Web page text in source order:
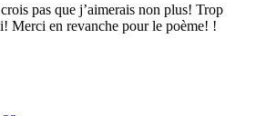
pas que j’aimerais non plus! Trop
Merci en revanche pour le poème! !